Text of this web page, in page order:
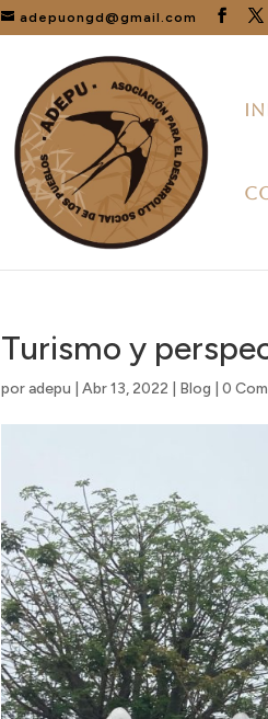
adepuongd@gmail.com
Turismo y
poradepu |Abr 13, 2022 Blog |0